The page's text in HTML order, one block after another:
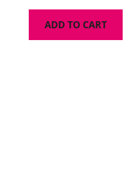
ADD TO CART